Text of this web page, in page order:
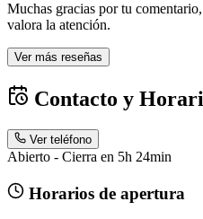
Muchas gracias por tu
valora la atención.
Ver más reseñas
Contacto y
Ver teléfono
Abierto - Cierra en 5h 24min
Horarios de apertura